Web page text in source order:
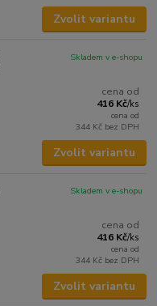
Zvolit variantu
cena od
416 Kč/ks
cena od
344 Kč bez DPH
Skladem v e-shopu
Zvolit variantu
cena od
416 Kč/ks
cena od
344 Kč bez DPH
Skladem v e-shopu
Zvolit variantu